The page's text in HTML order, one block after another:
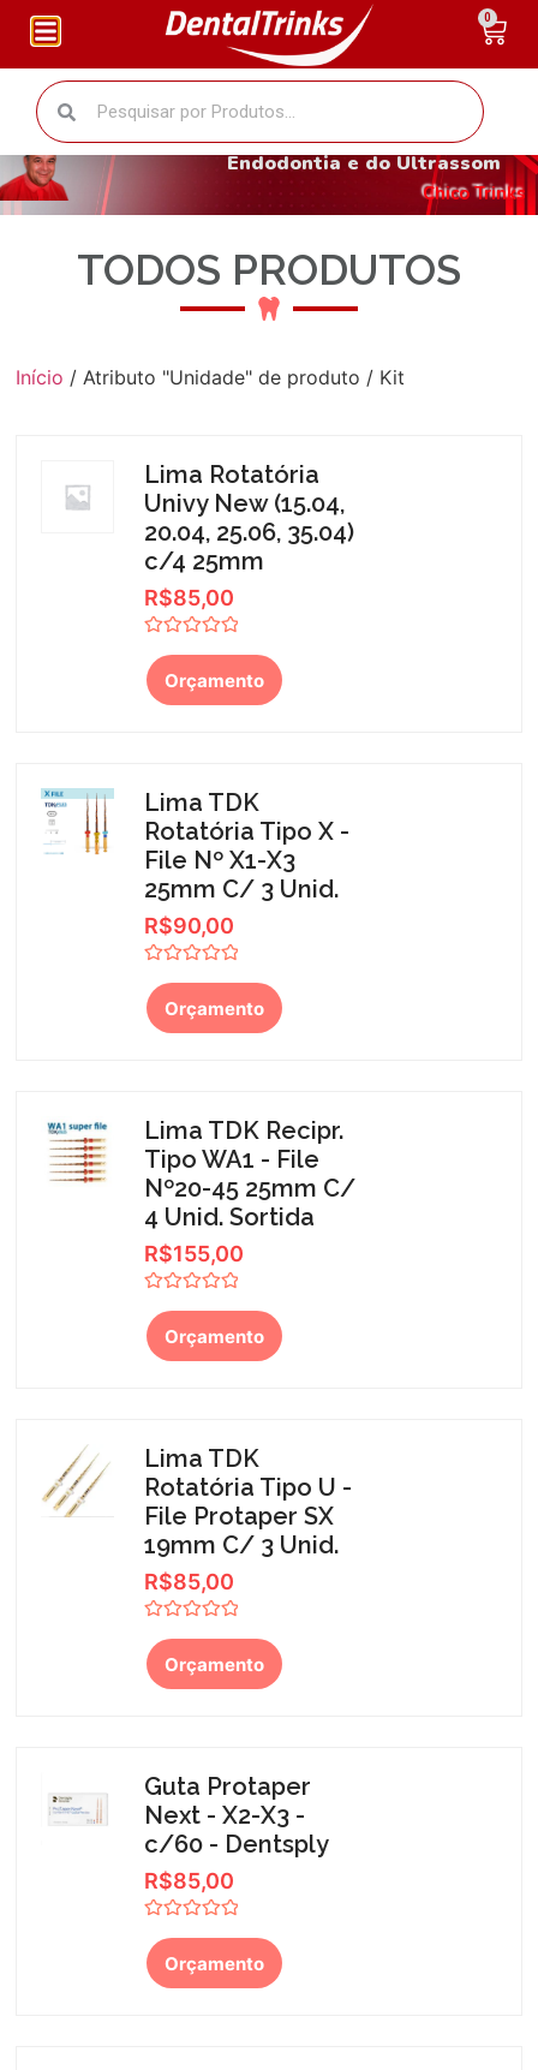
O fantástico mundo da
Endodontia e do Ultrassom
Chico Trinks
TODOS PRODUTOS
Início / Atributo "Unidade" de produto / Kit
Lima Rotatória
Univy New (15.04,
20.04, 25.06, 35.04)
c/4 25mm
R$85,00
0
de
5
Orçamento
Lima TDK
Rotatória Tipo X -
File Nº X1-X3
25mm C/ 3 Unid.
R$90,00
0
de
5
Orçamento
Lima TDK Recipr.
Tipo WA1 - File
Nº20-45 25mm C/
4 Unid. Sortida
R$155,00
0
de
5
Orçamento
Lima TDK
Rotatória Tipo U -
File Protaper SX
19mm C/ 3 Unid.
R$85,00
0
de
5
Orçamento
Guta Protaper
Next - X2-X3 -
c/60 - Dentsply
R$85,00
0
de
5
Orçamento
0